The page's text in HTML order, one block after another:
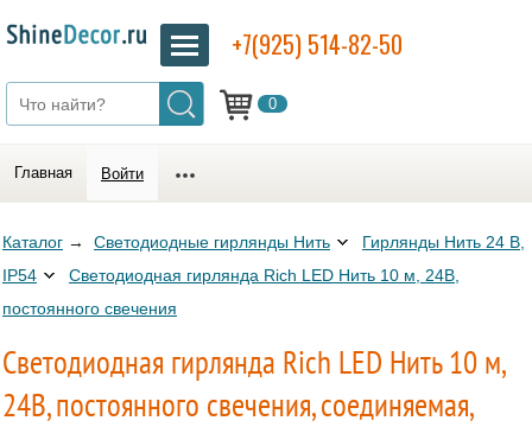
0
+7(925) 514-82-50
Главная Войти
Каталог → Светодиодные гирлянды Нить
Гирлянды Нить 24 В,
IP54
Светодиодная гирлянда Rich LED Нить 10 м, 24В,
постоянного свечения
Светодиодная гирлянда Rich LED Нить 10 м,
24В, постоянного свечения, соединяемая,